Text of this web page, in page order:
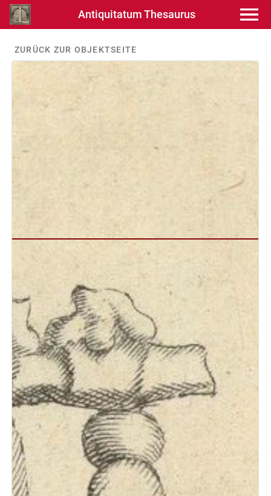
Antiquitatum Thesaurus
ZURÜCK ZUR OBJEKTSEITE